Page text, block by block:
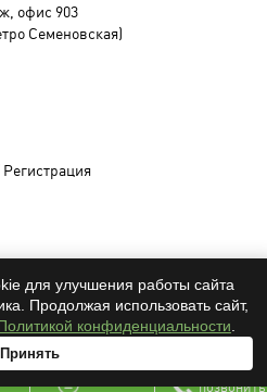
позвонить
офис 903
Семеновская)
Регистрация
2009-2026©
защищены
для улучшения работы сайта
Продолжая использовать сайт,
конфиденциальности
Принять